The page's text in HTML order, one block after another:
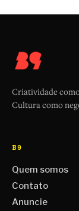
Criatividade
Cultura como
B9
Quem somos
Contato
Anuncie